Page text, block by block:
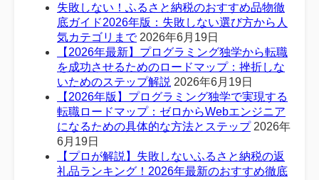
失敗しない！ふるさと納税のおすすめ品物徹
底ガイド2026年版：失敗しない選び方から人
気カテゴリまで 2026年6月19日
【2026年最新】プログラミング独学から転職
を成功させるためのロードマップ：挫折しな
いためのステップ解説 2026年6月19日
【2026年版】プログラミング独学で実現する
転職ロードマップ：ゼロからWebエンジニア
になるための具体的な方法とステップ 2026年
6月19日
【プロが解説】失敗しないふるさと納税の返
礼品ランキング！2026年最新のおすすめ徹底